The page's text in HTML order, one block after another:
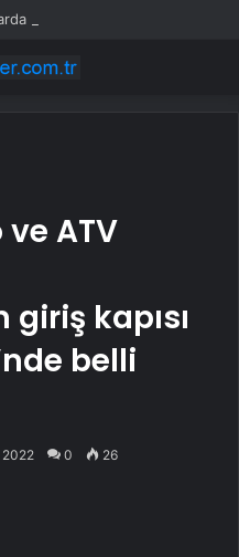
ATV
giriş kapısı
belli
2022 0 26